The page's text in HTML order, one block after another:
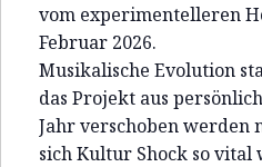
vom experimentelleren
Februar 2026.
Musikalische Evolution
das Projekt aus
Jahr verschoben werden
sich Kultur Shock so vital